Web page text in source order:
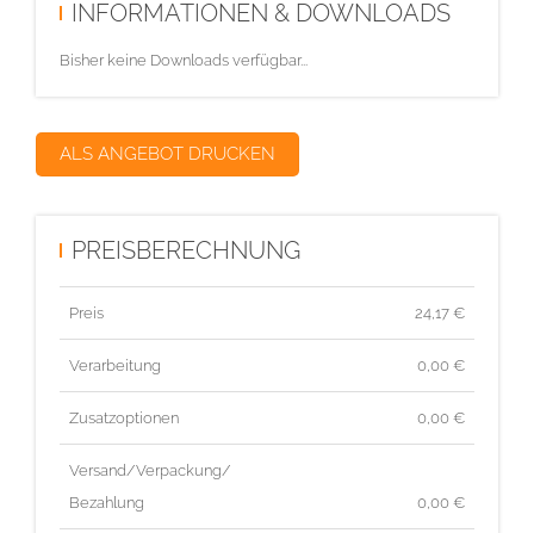
INFORMATIONEN & DOWNLOADS
Bisher keine Downloads verfügbar...
ALS ANGEBOT DRUCKEN
PREISBERECHNUNG
Preis 24,17 €
Verarbeitung 0,00 €
Zusatzoptionen 0,00 €
Versand/Verpackung/
Bezahlung
0,00 €